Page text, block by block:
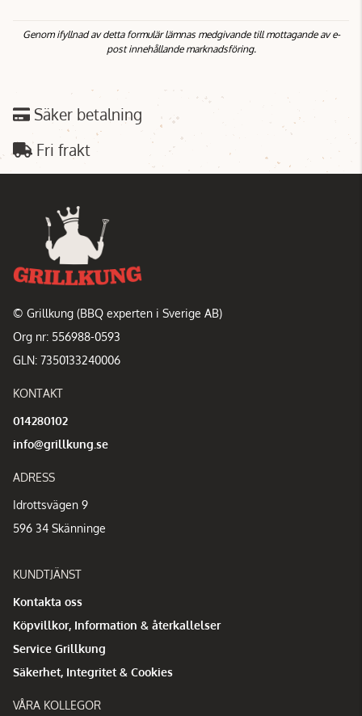
Genom ifyllnad av detta formulär lämnas medgivande till mottagande av e-
post innehållande marknadsföring.
Säker betalning
Fri frakt
© Grillkung (BBQ experten i Sverige AB)
Org nr: 556988-0593
GLN: 7350133240006
KONTAKT
014280102
info@grillkung.se
ADRESS
Idrottsvägen 9
596 34 Skänninge
KUNDTJÄNST
Kontakta oss
Köpvillkor, Information & återkallelser
Service Grillkung
Säkerhet, Integritet & Cookies
VÅRA KOLLEGOR